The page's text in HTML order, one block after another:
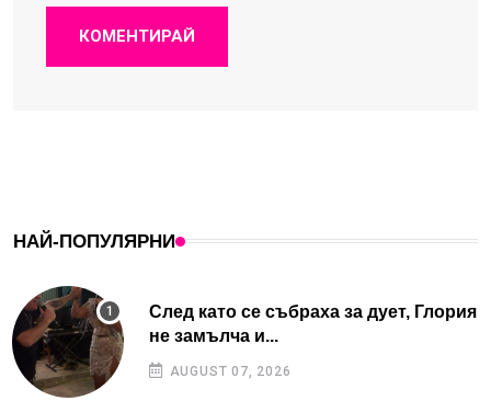
КОМЕНТИРАЙ
НАЙ-ПОПУЛЯРНИ
След като се събраха за дует, Глория
не замълча и...
AUGUST 07, 2026